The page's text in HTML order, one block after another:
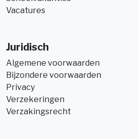
Vacatures
Juridisch
Algemene voorwaarden
Bijzondere voorwaarden
Privacy
Verzekeringen
Verzakingsrecht